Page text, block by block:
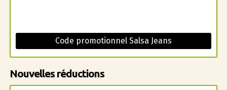
Code promotionnel Salsa Jeans
Nouvelles réductions